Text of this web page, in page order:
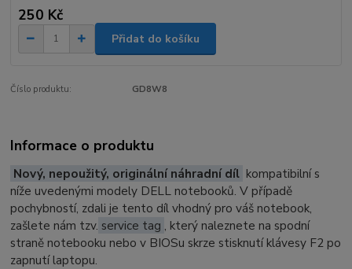
250 Kč
Přidat do košíku
Číslo produktu: GD8W8
Informace o produktu
Nový, nepoužitý, originální náhradní díl kompatibilní s
níže uvedenými modely DELL notebooků. V případě
pochybností, zdali je tento díl vhodný pro váš notebook,
zašlete nám tzv. service tag , který naleznete na spodní
straně notebooku nebo v BIOSu skrze stisknutí klávesy F2 po
zapnutí laptopu.